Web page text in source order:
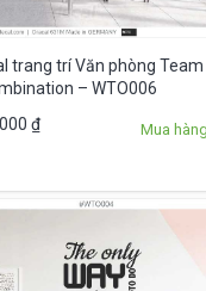
trang trí Văn phòng Team
– WTO006
₫ Mua hàng